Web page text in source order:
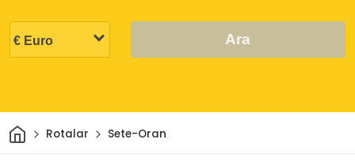
Ara
Ev Rotalar Sete-Oran